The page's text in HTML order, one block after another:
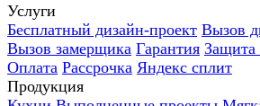
Услуги
Бесплатный дизайн-проект Вызов
Вызов замерщика Гарантия Защита
Оплата Рассрочка Яндекс сплит
Продукция